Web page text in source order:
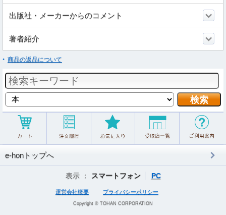
出版社・メーカーからのコメント
著者紹介
商品の返品について
e-honトップへ
表示 ： スマートフォン PC
運営会社概要 プライバシーポリシー
Copyright © TOHAN CORPORATION